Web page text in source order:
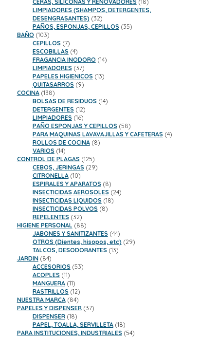
CERAS, SILICONAS Y RENOVADORES 18
productos
LIMPIADORES (SHAMPOS, DETERGENTES,
DESENGRASANTES) 3232
productos
PAÑOS, ESPONJAS, CEPILLOS 3535
BAÑO 103103
productos
CEPILLOS 77
productos
ESCOBILLAS 44
productos
FRAGANCIA INODORO 1414
LIMPIADORES 3737
productos
PAPELES HIGIENICOS 1313
QUITASARROS 99
COCINA 138138
productos
BOLSAS DE RESIDUOS 1414
DETERGENTES 1212
productos
LIMPIADORES 1616
productos
PAÑO ESPONJAS Y CEPILLOS 5858
productos
PARA MAQUINAS LAVAVAJILLAS Y CAFETERAS 44
ROLLOS DE COCINA 88
VARIOS 1414
productos
CONTROL DE PLAGAS 125125
productos
CEBOS, JERINGAS 2929
CITRONELLA 1010
productos
ESPIRALES Y APARATOS 88
productos
INSECTICIDAS AEROSOLES 2424
INSECTICIDAS LIQUIDOS 1818
INSECTICIDAS POLVOS 88
REPELENTES 3232
productos
HIGIENE PERSONAL 8888
productos
JABONES Y SANITIZANTES 4444
productos
OTROS (Dientes, hisopos, etc) 2929
TALCOS, DESODORANTES 1313
JARDIN 8484
productos
ACCESORIOS 5353
ACOPLES 1111
productos
MANGUERA 1111
productos
RASTRILLOS 1212
productos
NUESTRA MARCA 8484
productos
PAPELES Y DISPENSER 3737
DISPENSER 1818
productos
PAPEL, TOALLA, SERVILLETA 1818
productos
PARA INSTITUCIONES, INDUSTRIALES 5454